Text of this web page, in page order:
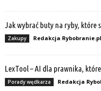
Jak wybrać buty na ryby, które
Zakupy Redakcja Rybobranie.pl
LexTool – AI dla prawnika,
Porady wędkarza Redakcja